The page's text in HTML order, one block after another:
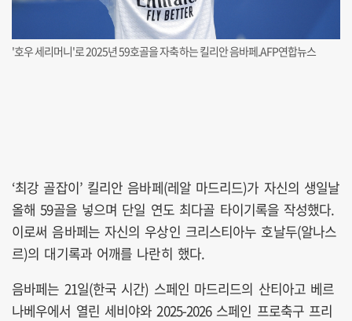
'호우 세리머니'로 2025년 59호골을 자축하는 킬리안 음바페.AFP연합뉴스
‘최강 골잡이’ 킬리안 음바페(레알 마드리드)가 자신의 생일날
올해 59골을 넣으며 단일 연도 최다골 타이기록을 작성했다.
이로써 음바페는 자신의 우상인 크리스티아누 호날두(알나스
르)의 대기록과 어깨를 나란히 했다.
음바페는 21일(한국 시간) 스페인 마드리드의 산티아고 베르
나베우에서 열린 세비야와 2025-2026 스페인 프로축구 프리